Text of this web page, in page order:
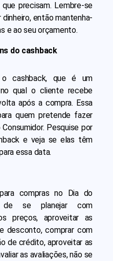
precisam. Lembre-se
então mantenha-
e ao seu orçamento.
do cashback
o cashback, que é um
qual o cliente recebe
após a compra. Essa
quem pretende fazer
Pesquise por
e veja se elas têm
essa data.
compras no Dia do
de se planejar com
preços, aproveitar as
desconto, comprar com
de crédito, aproveitar as
as avaliações, não se